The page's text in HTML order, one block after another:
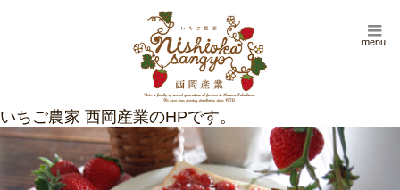
menu